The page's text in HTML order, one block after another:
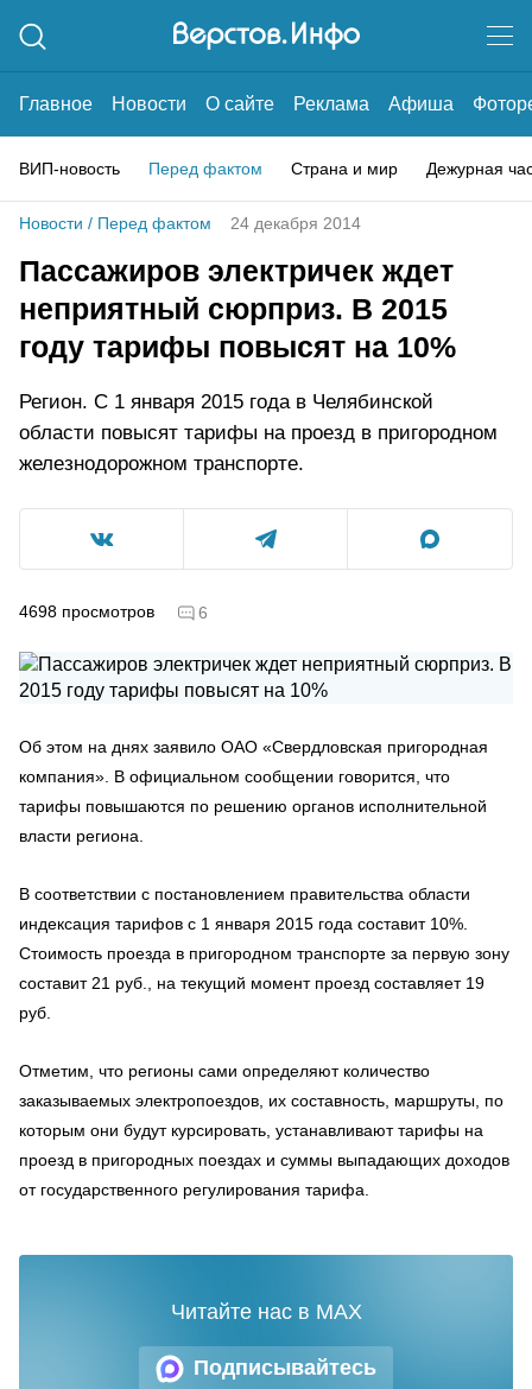
Главное Новости О сайте Реклама Афиша
ВИП-новость Перед фактом Страна и мир Дежурная
Новости / Перед фактом 24 декабря 2014
Пассажиров электричек ждет
неприятный сюрприз. В 2015
году тарифы повысят на 10%
Регион. С 1 января 2015 года в Челябинской
области повысят тарифы на проезд в пригородном
железнодорожном транспорте.
4698 просмотров 6
Об этом на днях заявило ОАО «Свердловская пригородная
компания». В официальном сообщении говорится, что
тарифы повышаются по решению органов исполнительной
власти региона.
В соответствии с постановлением правительства области
индексация тарифов с 1 января 2015 года составит 10%.
Стоимость проезда в пригородном транспорте за первую зону
составит 21 руб., на текущий момент проезд составляет 19
руб.
Отметим, что регионы сами определяют количество
заказываемых электропоездов, их составность, маршруты, по
которым они будут курсировать, устанавливают тарифы на
проезд в пригородных поездах и суммы выпадающих доходов
от государственного регулирования тарифа.
Подписывайтесь
Читайте нас в MAX